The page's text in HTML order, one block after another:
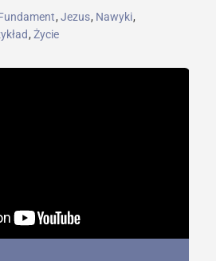
, Jezus, Nawyki,
, Życie